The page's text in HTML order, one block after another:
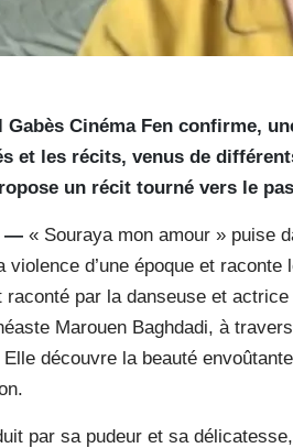
Gabès Cinéma Fen confirme,
et les récits, venus de
un récit tourné vers le
— « Souraya mon amour » puise
violence d’une époque et
raconté par la danseuse et
Marouen Baghdadi, à
découvre la beauté
par sa pudeur et sa